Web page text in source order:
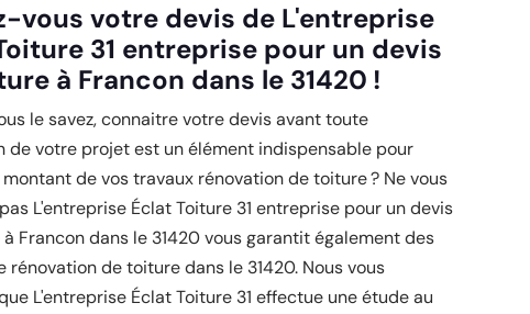
vous votre devis de L'entreprise
31 entreprise pour un devis
à Francon dans le 31420 !
le savez, connaitre votre devis avant toute
de votre projet est un élément indispensable pour
de vos travaux rénovation de toiture ? Ne vous
L'entreprise Éclat Toiture 31 entreprise pour un devis
Francon dans le 31420 vous garantit également des
rénovation de toiture dans le 31420. Nous vous
L'entreprise Éclat Toiture 31 effectue une étude au